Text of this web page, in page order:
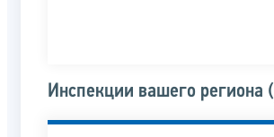
Инспекции вашего региона (